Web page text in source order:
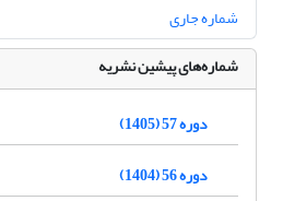
شماره جاری
شماره‌های پیشین نشریه
دوره 57 (1405)
دوره 56 (1404)